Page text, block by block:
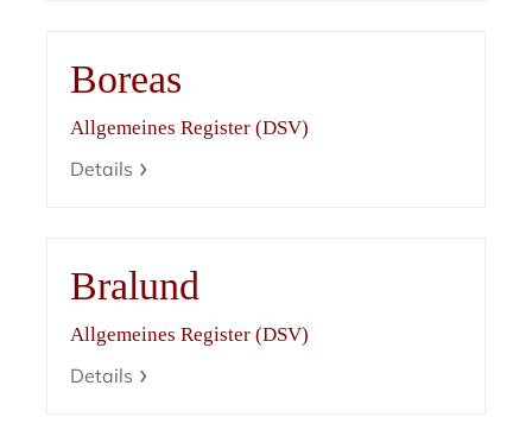
Boreas
Allgemeines Register (DSV)
Details
Bralund
Allgemeines Register (DSV)
Details